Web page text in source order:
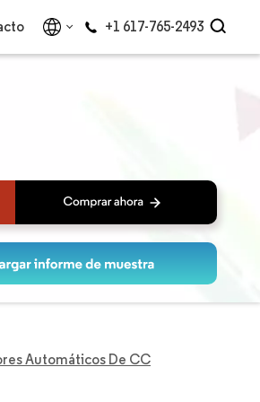
+1 617-765-2493
Automáticos De CC